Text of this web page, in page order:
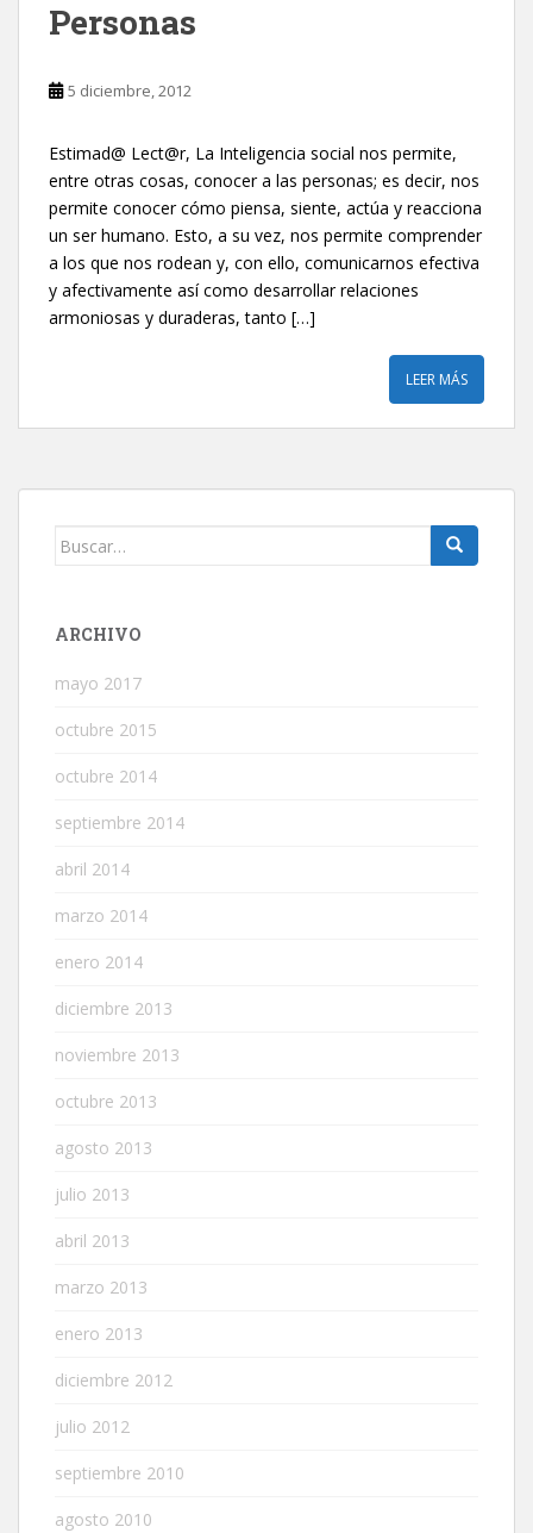
Personas
5 diciembre, 2012
Estimad@ Lect@r, La Inteligencia social nos permite,
entre otras cosas, conocer a las personas; es decir, nos
permite conocer cómo piensa, siente, actúa y reacciona
un ser humano. Esto, a su vez, nos permite comprender
a los que nos rodean y, con ello, comunicarnos efectiva
y afectivamente así como desarrollar relaciones
armoniosas y duraderas, tanto […]
LEER MÁS
Buscar:
ARCHIVO
mayo 2017
octubre 2015
octubre 2014
septiembre 2014
abril 2014
marzo 2014
enero 2014
diciembre 2013
noviembre 2013
octubre 2013
agosto 2013
julio 2013
abril 2013
marzo 2013
enero 2013
diciembre 2012
julio 2012
septiembre 2010
agosto 2010